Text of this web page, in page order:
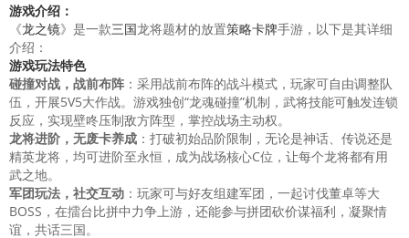
游戏介绍：
《龙之镜》是一款三国龙将题材的放置策略卡牌手游，以下是其详细
介绍：
游戏玩法特色
碰撞对战，战前布阵 ：采用战前布阵的战斗模式，玩家可自由调整队
伍，开展5V5大作战。游戏独创“龙魂碰撞”机制，武将技能可触发连锁
反应，实现壁咚压制敌方阵型，掌控战场主动权。
龙将进阶，无废卡养成 ：打破初始品阶限制，无论是神话、传说还是
精英龙将，均可进阶至永恒，成为战场核心C位，让每个龙将都有用
武之地。
军团玩法，社交互动 ：玩家可与好友组建军团，一起讨伐董卓等大
BOSS，在擂台比拼中力争上游，还能参与拼团砍价谋福利，凝聚情
谊，共话三国。